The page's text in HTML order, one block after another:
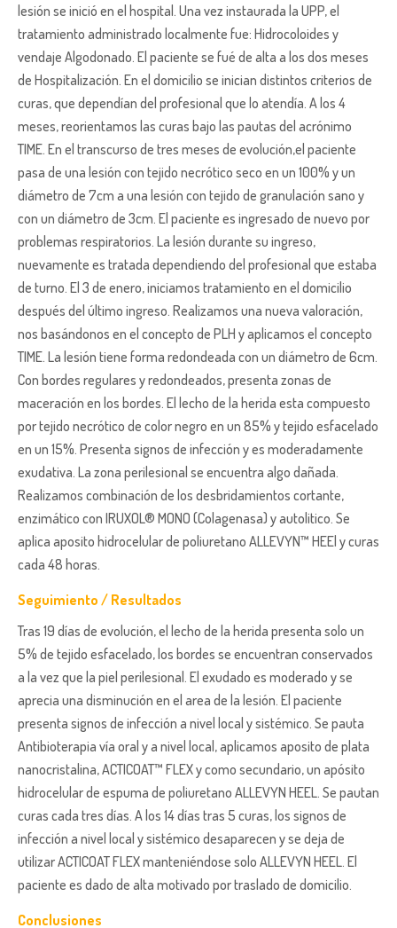
lesión se inició en el hospital. Una vez instaurada la UPP, el
tratamiento administrado localmente fue: Hidrocoloides y
vendaje Algodonado. El paciente se fué de alta a los dos meses
de Hospitalización. En el domicilio se inician distintos criterios de
curas, que dependían del profesional que lo atendía. A los 4
meses, reorientamos las curas bajo las pautas del acrónimo
TIME. En el transcurso de tres meses de evolución,el paciente
pasa de una lesión con tejido necrótico seco en un 100% y un
diámetro de 7cm a una lesión con tejido de granulación sano y
con un diámetro de 3cm. El paciente es ingresado de nuevo por
problemas respiratorios. La lesión durante su ingreso,
nuevamente es tratada dependiendo del profesional que estaba
de turno. El 3 de enero, iniciamos tratamiento en el domicilio
después del último ingreso. Realizamos una nueva valoración,
nos basándonos en el concepto de PLH y aplicamos el concepto
TIME. La lesión tiene forma redondeada con un diámetro de 6cm.
Con bordes regulares y redondeados, presenta zonas de
maceración en los bordes. El lecho de la herida esta compuesto
por tejido necrótico de color negro en un 85% y tejido esfacelado
en un 15%. Presenta signos de infección y es moderadamente
exudativa. La zona perilesional se encuentra algo dañada.
Realizamos combinación de los desbridamientos cortante,
enzimático con IRUXOL® MONO (Colagenasa) y autolitico. Se
aplica aposito hidrocelular de poliuretano ALLEVYN™ HEEl y curas
cada 48 horas.
Seguimiento / Resultados
Tras 19 días de evolución, el lecho de la herida presenta solo un
5% de tejido esfacelado, los bordes se encuentran conservados
a la vez que la piel perilesional. El exudado es moderado y se
aprecia una disminución en el area de la lesión. El paciente
presenta signos de infección a nivel local y sistémico. Se pauta
Antibioterapia vía oral y a nivel local, aplicamos aposito de plata
nanocristalina, ACTICOAT™ FLEX y como secundario, un apósito
hidrocelular de espuma de poliuretano ALLEVYN HEEL. Se pautan
curas cada tres días. A los 14 días tras 5 curas, los signos de
infección a nivel local y sistémico desaparecen y se deja de
utilizar ACTICOAT FLEX manteniéndose solo ALLEVYN HEEL. El
paciente es dado de alta motivado por traslado de domicilio.
Conclusiones